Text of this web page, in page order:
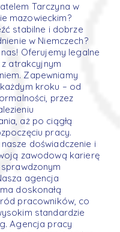
Tarczyna w
mazowieckim?
stabilne i dobrze
w Niemczech?
Oferujemy legalne
atrakcyjnym
Zapewniamy
kroku – od
przez
aż po ciągłą
pracy.
doświadczenie i
zawodową karierę
agencja
doskonałą
pracowników, co
standardzie
Agencja pracy